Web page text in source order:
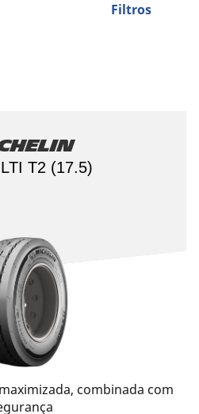
Filtros
T2 (17.5)
combinada com